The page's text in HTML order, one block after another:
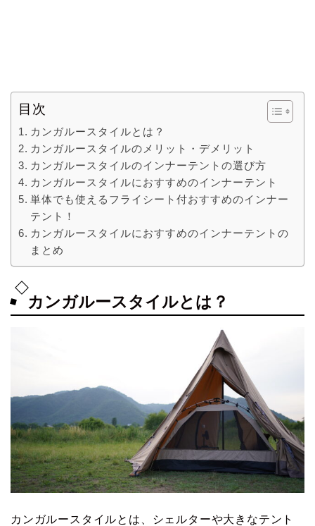
目次
カンガルースタイルとは？
カンガルースタイルのメリット・デメリット
カンガルースタイルのインナーテントの選び方
カンガルースタイルにおすすめのインナーテント
単体でも使えるフライシート付おすすめのインナー
テント！
カンガルースタイルにおすすめのインナーテントの
まとめ
カンガルースタイルとは？
カンガルースタイルとは、シェルターや大きなテント